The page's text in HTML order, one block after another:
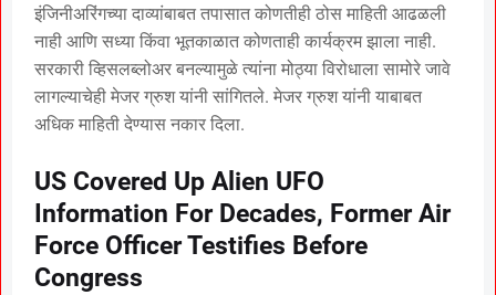
इंजिनीअरिंगच्या दाव्यांबाबत तपासात कोणतीही ठोस माहिती आढळली
नाही आणि सध्या किंवा भूतकाळात कोणताही कार्यक्रम झाला नाही.
सरकारी व्हिसलब्लोअर बनल्यामुळे त्यांना मोठ्या विरोधाला सामोरे जावे
लागल्याचेही मेजर ग्रुश यांनी सांगितले. मेजर ग्रुश यांनी याबाबत
अधिक माहिती देण्यास नकार दिला.
US Covered Up Alien UFO
Information For Decades, Former Air
Force Officer Testifies Before
Congress